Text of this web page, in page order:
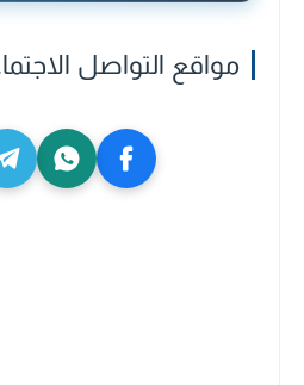
مواقع التواصل